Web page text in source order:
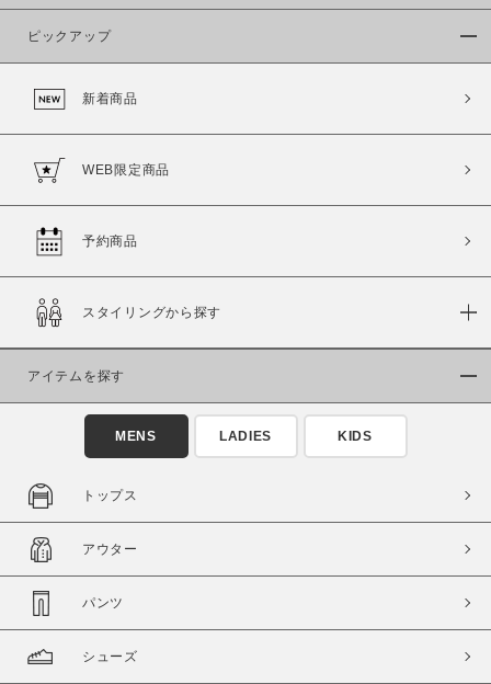
カラー
商品タイプ
通常商品
セール価格 WEB限定
在庫
在庫あり
ピックアップ
新着商品
WEB限定商品
予約商品
スタイリングから探す
アイテムを探す
MENS LADIES KIDS
トップス
アウター
パンツ
シューズ